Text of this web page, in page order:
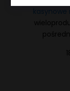
kasynowe